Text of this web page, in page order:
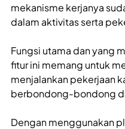
mekanisme kerjanya
dalam aktivitas serta
Fungsi utama dan yang
fitur ini memang untuk
menjalankan pekerjaan
berbondong-bondong
Dengan menggunakan